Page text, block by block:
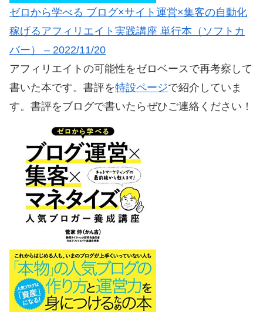
ゼロから学べる ブログ×サイト運営×集客の自動化
稼げるアフィリエイト実践講座 単行本（ソフトカ
バー） – 2022/11/20
アフィリエイトの可能性をゼロベースで再考察して
書いた本です。書評を特設ページで紹介していま
す。書評をブログで書いたらぜひご連絡ください！